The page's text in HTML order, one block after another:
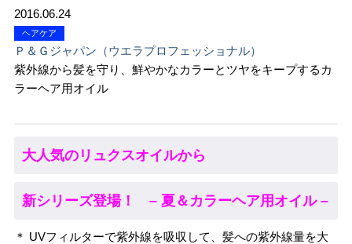
2016.06.24
ヘアケア
Ｐ＆Ｇジャパン（ウエラプロフェッショナル）
紫外線から髪を守り、鮮やかなカラーとツヤをキープするカ
ラーヘア用オイル
大人気のリュクスオイルから
新シリーズ登場！ – 夏＆カラーヘア用オイル –
＊ UVフィルターで紫外線を吸収して、髪への紫外線量を大